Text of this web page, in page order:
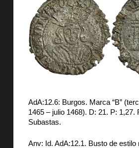
AdA:12.6: Burgos. Marca “B”
1465 – julio 1468). D: 21. P: 1,27.
Subastas.
Anv: Id. AdA:12.1. Busto de estilo